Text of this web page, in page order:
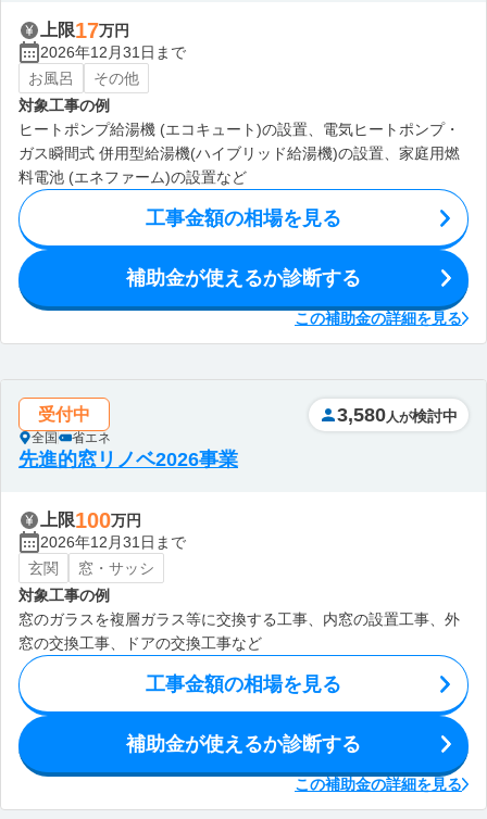
上限17万円
2026年12月31日まで
お風呂
その他
対象工事の例
ヒートポンプ給湯機 (エコキュート)の設置、電気ヒートポンプ・
ガス瞬間式 併用型給湯機(ハイブリッド給湯機)の設置、家庭用燃
料電池 (エネファーム)の設置など
工事金額の相場を見る
補助金が使えるか診断する
この補助金の詳細を見る
受付中
全国 省エネ
3,580 人が検討中
先進的窓リノベ2026事業
上限100万円
2026年12月31日まで
玄関
窓・サッシ
対象工事の例
窓のガラスを複層ガラス等に交換する工事、内窓の設置工事、外
窓の交換工事、ドアの交換工事など
工事金額の相場を見る
補助金が使えるか診断する
この補助金の詳細を見る